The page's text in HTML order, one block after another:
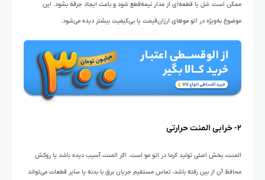
ممکن است، شل یا قطعه‌ای از مدار نیمه‌قطع شود و باعث ایجاد جرقه بشود. این
موضوع به‌ویژه در اتو موهای ارزان‌قیمت یا بی‌کیفیت بیشتر دیده می‌شود.
۲- خرابی المنت حرارتی
المنت، بخش اصلی تولید گرما در اتو مو است. اگر المنت آسیب دیده باشد یا روکش
محافظ آن از بین رفته باشد، تماس مستقیم جریان برق با بدنه یا سایر قطعات می‌تواند